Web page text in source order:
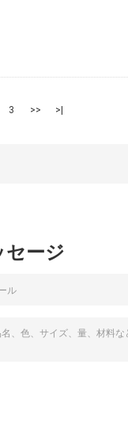
3 >> >|
セージ